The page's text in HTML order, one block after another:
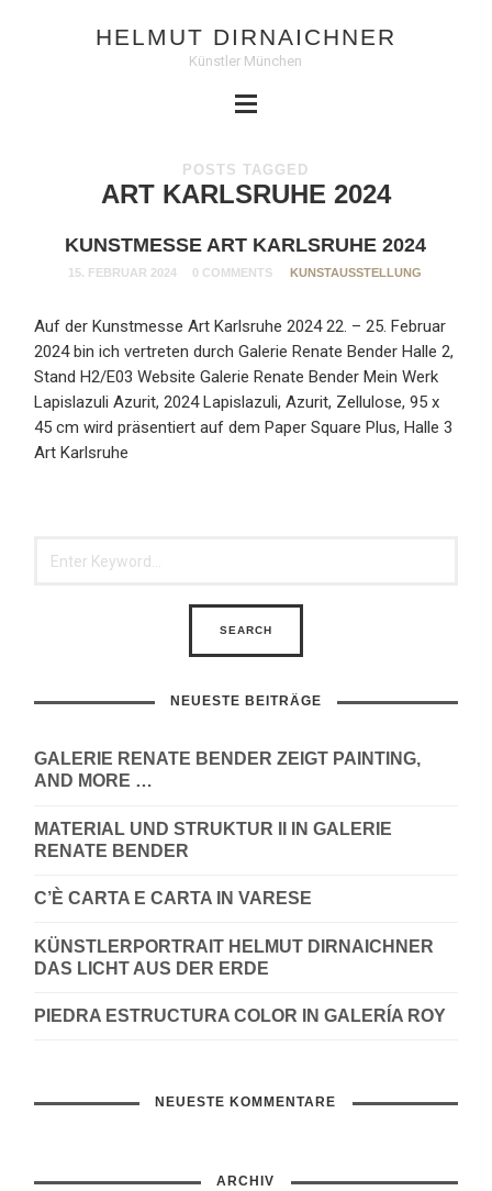
HELMUT DIRNAICHNER
Künstler München
POSTS TAGGED
ART KARLSRUHE 2024
KUNSTMESSE ART KARLSRUHE 2024
15. FEBRUAR 2024 0 COMMENTS KUNSTAUSSTELLUNG
Auf der Kunstmesse Art Karlsruhe 2024 22. – 25. Februar
2024 bin ich vertreten durch Galerie Renate Bender Halle 2,
Stand H2/E03 Website Galerie Renate Bender Mein Werk
Lapislazuli Azurit, 2024 Lapislazuli, Azurit, Zellulose, 95 x
45 cm wird präsentiert auf dem Paper Square Plus, Halle 3
Art Karlsruhe
NEUESTE BEITRÄGE
GALERIE RENATE BENDER ZEIGT PAINTING,
AND MORE …
MATERIAL UND STRUKTUR II IN GALERIE
RENATE BENDER
C’È CARTA E CARTA IN VARESE
KÜNSTLERPORTRAIT HELMUT DIRNAICHNER
DAS LICHT AUS DER ERDE
PIEDRA ESTRUCTURA COLOR IN GALERÍA ROY
NEUESTE KOMMENTARE
ARCHIV